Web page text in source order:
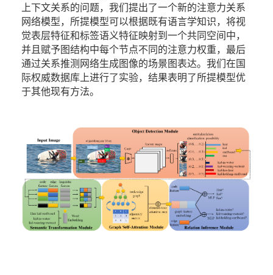
上下文关系的问题，我们提出了一个新的注意力关系
网络模型，所提模型可以根据既有语言学知识，将视
觉表层特征和标签语义特征映射到一个共同空间中，
并且赋予图结构中每个节点不同的注意力权重，最后
通过关系推测网络生成图像的场景图表达。我们在国
际权威数据库上进行了实验，结果表明了所提模型优
于其他现有方法。